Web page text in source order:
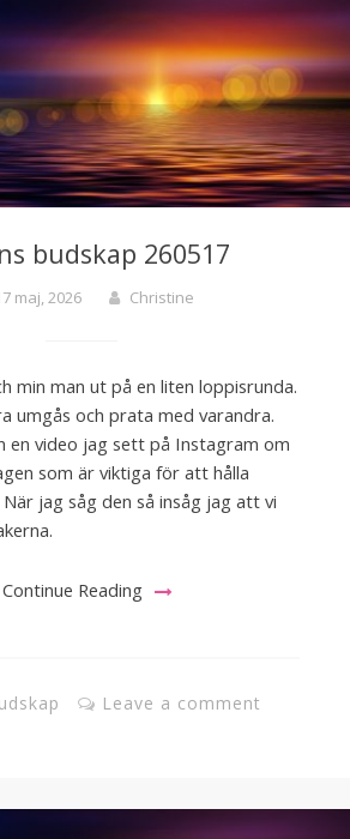
budskap 260517
maj, 2026 Christine
min man ut på en liten loppisrunda.
umgås och prata med varandra.
en video jag sett på Instagram om
som är viktiga för att hålla
När jag såg den så insåg jag att vi
Continue Reading
Leave a comment